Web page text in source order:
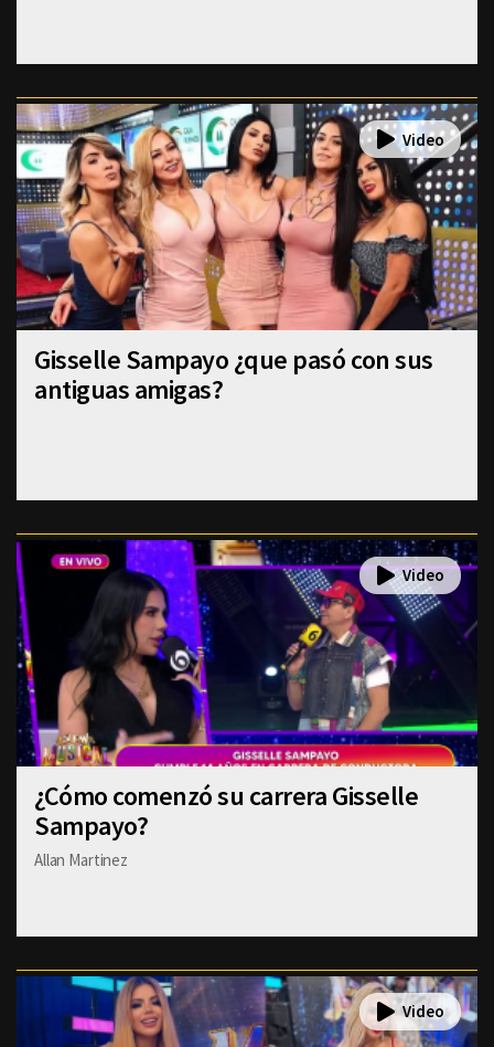
Gisselle Sampayo ¿que pasó con sus
antiguas amigas?
¿Cómo comenzó su carrera Gisselle
Sampayo?
Allan Martinez